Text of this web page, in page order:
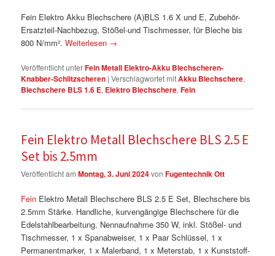
Fein Elektro Akku Blechschere (A)BLS 1.6 X und E, Zubehör-
Ersatzteil-Nachbezug, Stößel-und Tischmesser, für Bleche bis
800 N/mm².Weiterlesen →
Veröffentlicht unterFein Metall Elektro-Akku Blechscheren-
Knabber-Schlitzscheren |Verschlagwortet mitAkku Blechschere,
Blechschere BLS 1.6 E, Elektro Blechschere,Fein
Fein Elektro Metall Blechschere BLS 2.5 E
Set bis 2.5mm
Veröffentlicht amMontag, 3. Juni 2024vonFugentechnik Ott
Fein Elektro Metall Blechschere BLS 2.5 E Set, Blechschere bis
2.5mm Stärke. Handliche, kurvengängige Blechschere für die
Edelstahlbearbeitung. Nennaufnahme 350 W, inkl. Stößel- und
Tischmesser, 1 x Spanabweiser, 1 x Paar Schlüssel, 1 x
Permanentmarker, 1 x Malerband, 1 x Meterstab, 1 x Kunststoff-